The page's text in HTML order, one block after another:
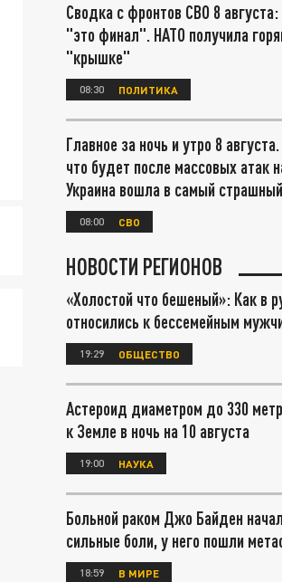
Сводка с фронтов СВО 8
"это финал". НАТО получила
"крышке"
08:30 ПОЛИТИКА
Главное за ночь и утро 8
что будет после массовых атак
Украина вошла в самый
08:00 СВО
НОВОСТИ РЕГИОНОВ
«Холостой что бешеный»: Как в
относились к бессемейным
19:29 ОБЩЕСТВО
Астероид диаметром до 330
к Земле в ночь на 10 августа
19:00 НАУКА
Больной раком Джо Байден
сильные боли, у него пошли
18:59 В МИРЕ